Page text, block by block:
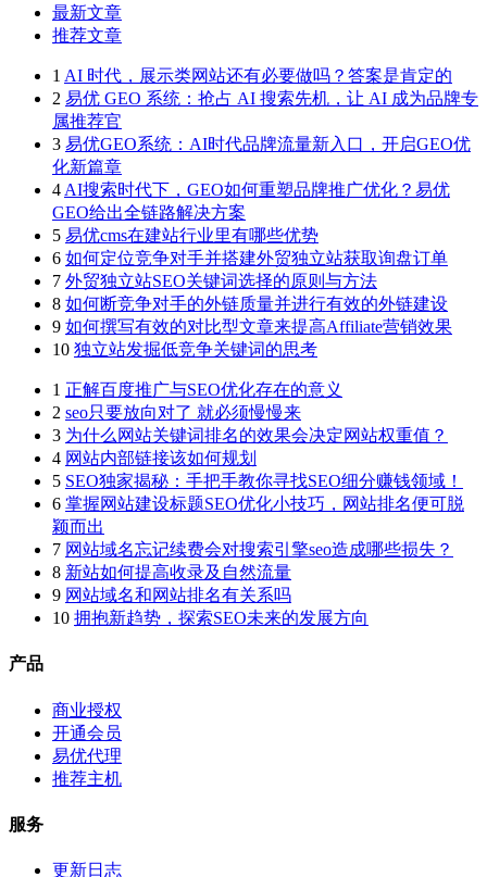
最新文章
推荐文章
1 AI 时代，展示类网站还有必要做吗？答案是肯定的
2 易优 GEO 系统：抢占 AI 搜索先机，让 AI 成为品牌专
属推荐官
3 易优GEO系统：AI时代品牌流量新入口，开启GEO优
化新篇章
4 AI搜索时代下，GEO如何重塑品牌推广优化？易优
GEO给出全链路解决方案
5 易优cms在建站行业里有哪些优势
6 如何定位竞争对手并搭建外贸独立站获取询盘订单
7 外贸独立站SEO关键词选择的原则与方法
8 如何断竞争对手的外链质量并进行有效的外链建设
9 如何撰写有效的对比型文章来提高Affiliate营销效果
10 独立站发掘低竞争关键词的思考
1 正解百度推广与SEO优化存在的意义
2 seo只要放向对了 就必须慢慢来
3 为什么网站关键词排名的效果会决定网站权重值？
4 网站内部链接该如何规划
5 SEO独家揭秘：手把手教你寻找SEO细分赚钱领域！
6 掌握网站建设标题SEO优化小技巧，网站排名便可脱
颖而出
7 网站域名忘记续费会对搜索引擎seo造成哪些损失？
8 新站如何提高收录及自然流量
9 网站域名和网站排名有关系吗
10 拥抱新趋势，探索SEO未来的发展方向
产品
商业授权
开通会员
易优代理
推荐主机
服务
更新日志